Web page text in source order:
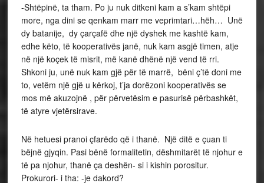
-Shtëpinë, ta tham. Po ju nuk ditkeni kam a s’kam shtëpi
more, nga dini se qenkam marr me veprimtari…hëh… Unë
dy batanije, dy çarçafë dhe një dyshek me kashtë kam,
edhe këto, të kooperativës janë, nuk kam asgjë timen, atje
në një koçek të misrit, më kanë dhënë një vend të rri.
Shkoni ju, unë nuk kam gjë për të marrë, bëni ç’të doni me
to, vetëm një gjë u kërkoj, t’ja dorëzoni kooperativës se
mos më akuzojnë , për përvetësim e pasurisë përbashkët,
të atyre vjetërsirave.
Në hetuesi pranoi çfarëdo që i thanë. Një ditë e çuan ti
bëjnë gjyqin. Pasi bënë formalitetin, dëshmitarët të njohur e
të pa njohur, thanë ça deshën- si i kishin porositur.
Prokurori- i tha: -je dakord?